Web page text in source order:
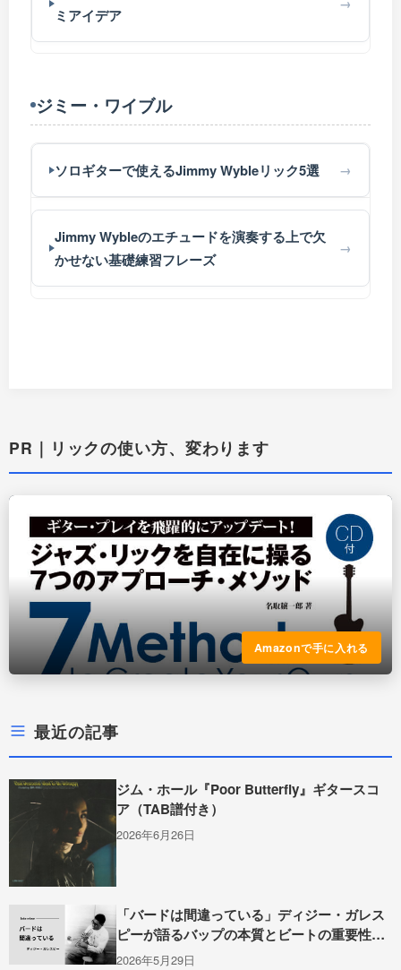
ミアイデア
ジミー・ワイブル
ソロギターで使えるJimmy Wybleリック5選
Jimmy Wybleのエチュードを演奏する上で欠
かせない基礎練習フレーズ
PR｜リックの使い方、変わります
Amazonで手に入れる
最近の記事
ジム・ホール『Poor Butterfly』ギタースコ
ア（TAB譜付き）
2026年6月26日
「バードは間違っている」ディジー・ガレス
ピーが語るバップの本質とビートの重要性
（1949年インタビュー）
2026年5月29日